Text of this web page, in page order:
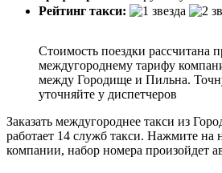
Рейтинг такси:
Стоимость поездки рассчитана
междугороднему тарифу
между Городище и Пильна.
уточняйте у диспетчеров
Заказать междугороднее такси из
работает 14 служб такси. Нажмите на
компании, набор номера произойдет